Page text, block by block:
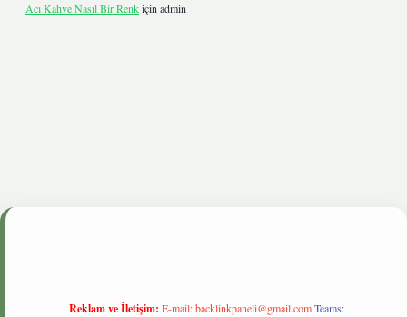
Acı Kahve Nasıl Bir Renkiçin admin
Reklam ve İletişim: E-mail:backlinkpaneli@gmail.com Teams: